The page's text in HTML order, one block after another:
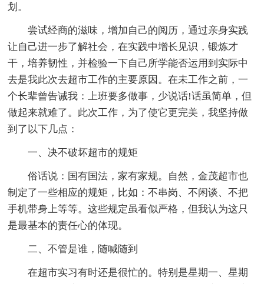
划。
尝试经商的滋味，增加自己的阅历，通过亲身实践
让自己进一步了解社会，在实践中增长见识，锻炼才
干，培养韧性，并检验一下自己所学能否运用到实际中
去是我此次去超市工作的主要原因。在未工作之前，一
个长辈曾告诫我：上班要多做事，少说话!话虽简单，但
做起来就难了。此次工作，为了使它更完美，我坚持做
到了以下几点：
一、决不破坏超市的规矩
俗话说：国有国法，家有家规。自然，金茂超市也
制定了一些相应的规矩，比如：不串岗、不闲谈、不把
手机带身上等等。这些规定虽看似严格，但我认为这只
是最基本的责任心的体现。
二、不管是谁，随喊随到
在超市实习有时还是很忙的。特别是星期一、星期